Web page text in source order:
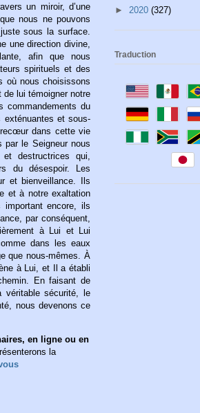
un miroir, d’une
nous ne pouvons
sous la surface.
une direction divine,
afin que nous
spirituels et des
où nous choisissons
lui témoigner notre
commandements du
exténuantes et sous-
dans cette vie
par le Seigneur nous
destructrices qui,
du désespoir. Les
et bienveillance. Ils
et à notre exaltation
encore, ils
par conséquent,
à Lui et Lui
dans les eaux
que nous-mêmes. À
à Lui, et Il a établi
En faisant de
véritable sécurité, le
nous devenons ce
en ligne ou en
la
► 2020 (327)
Traduction